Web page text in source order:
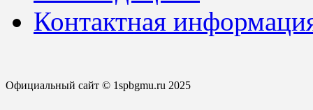
Контактная
Официальный сайт © 1spbgmu.ru 2025